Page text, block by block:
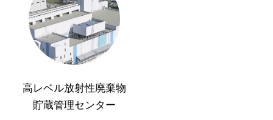
高レベル放射性廃棄物
貯蔵管理センター